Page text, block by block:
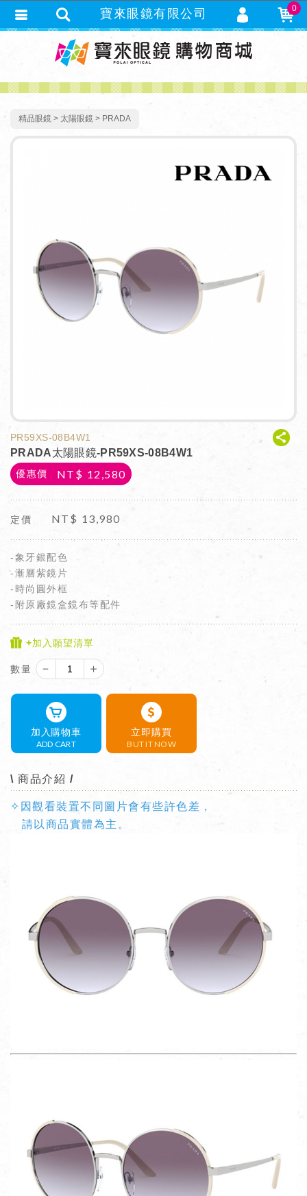
精品眼鏡 太陽眼鏡 PRADA
PR59XS-08B4W1
PRADA太陽眼鏡-PR59XS-08B4W1
優惠價 NT$ 12,580
定價 NT$ 13,980
-象牙銀配色
-漸層紫鏡片
-時尚圓外框
-附原廠鏡盒鏡布等配件
+加入願望清單
數量 － ＋
加入購物車
ADD CART
立即購買
BUT IT NOW
\ 商品介紹 /
✧因觀看裝置不同圖片會有些許色差，
請以商品實體為主。
寶來眼鏡有限公司 0
會員登入
會員註冊
忘記密碼
訂單查詢
匯款通知
繁體中文